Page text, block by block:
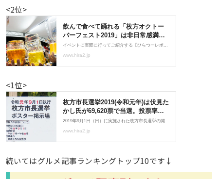
<2位>
<1位>
続いてはグルメ記事ランキングトップ10です↓